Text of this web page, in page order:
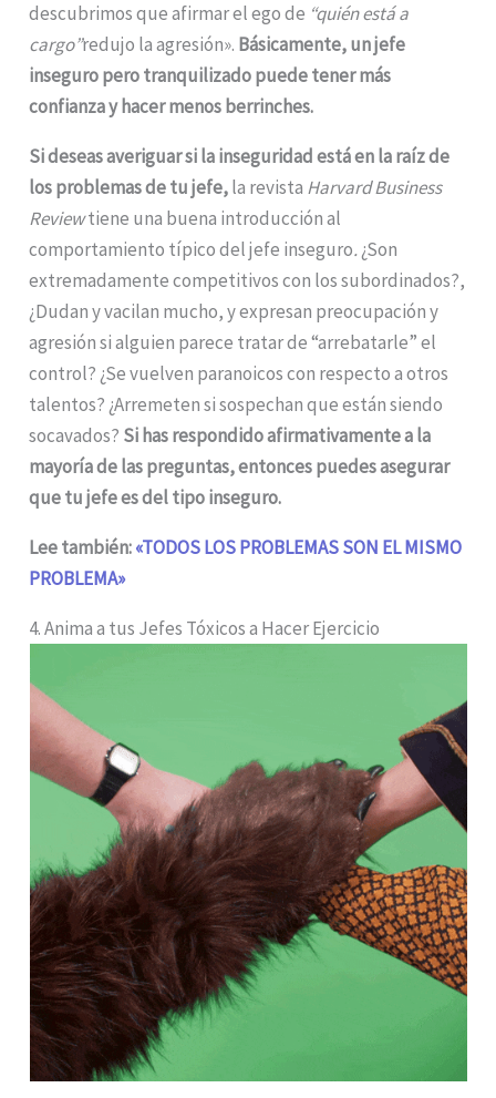
descubrimos que afirmar el ego de “quién está a
cargo”redujo la agresión». Básicamente, un jefe
inseguro pero tranquilizado puede tener más
confianza y hacer menos berrinches.
Si deseas averiguar si la inseguridad está en la raíz de
los problemas de tu jefe,la revista Harvard Business
Reviewtiene una buena introducción al
comportamiento típico del jefe inseguro.¿Son
extremadamente competitivos con los subordinados?,
¿Dudan y vacilan mucho, y expresan preocupación y
agresión si alguien parece tratar de “arrebatarle” el
control? ¿Se vuelven paranoicos con respecto a otros
talentos? ¿Arremeten si sospechan que están siendo
socavados? Si has respondido afirmativamente a la
mayoría de las preguntas, entonces puedes asegurar
que tu jefe es del tipo inseguro.
Lee también:«TODOS LOS PROBLEMAS SON EL MISMO
PROBLEMA»
4. Anima a tus Jefes Tóxicos a Hacer Ejercicio